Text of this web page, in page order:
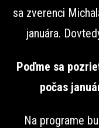
sa zverenci
januára.
Poďme sa
počas
Na programe